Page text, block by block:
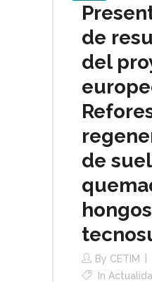
de
del
de
By CETIM
In